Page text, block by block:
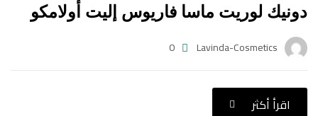
دونيك لوريت ماسا فاريوس إليت أولامكو
Lavinda-Cosmetics
0
اقرأ أكثر
Log in